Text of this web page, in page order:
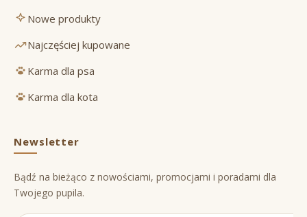
Nowe produkty
Najczęściej kupowane
Karma dla psa
Karma dla kota
Newsletter
Bądź na bieżąco z nowościami, promocjami i poradami dla
Twojego pupila.